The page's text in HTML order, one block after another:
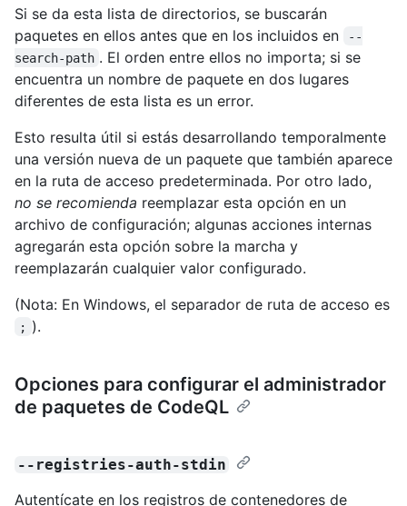
Si se da esta lista de directorios, se buscarán
paquetes en ellos antes que en los incluidos en
--
search-path . El orden entre ellos no importa; si se
encuentra un nombre de paquete en dos lugares
diferentes de esta lista es un error.
Esto resulta útil si estás desarrollando temporalmente
una versión nueva de un paquete que también aparece
en la ruta de acceso predeterminada. Por otro lado,
no se recomienda reemplazar esta opción en un
archivo de configuración; algunas acciones internas
agregarán esta opción sobre la marcha y
reemplazarán cualquier valor configurado.
(Nota: En Windows, el separador de ruta de acceso es
; ).
Opciones para configurar el administrador
de paquetes de CodeQL
--registries-auth-stdin
Autentícate en los registros de contenedores de